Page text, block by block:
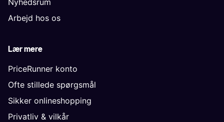
Arbejd hos os
Lær mere
PriceRunner konto
Ofte stillede spørgsmål
Sikker onlineshopping
Privatliv & vilkår